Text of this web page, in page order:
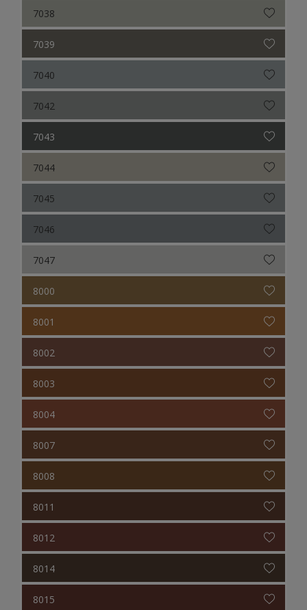
7038
7039
7040
7042
7043
7044
7045
7046
7047
8000
8001
8002
8003
8004
8007
8008
8011
8012
8014
8015